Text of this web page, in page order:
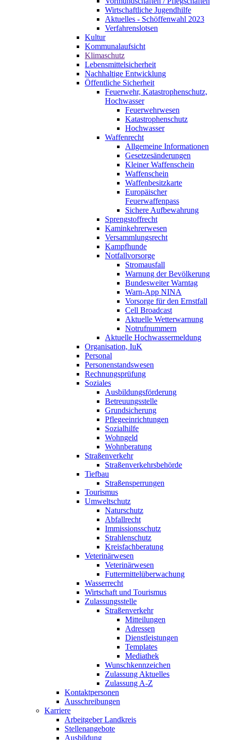
Wirtschaftliche Jugendhilfe
Aktuelles - Schöffenwahl 2023
Verfahrenslotsen
Kultur
Kommunalaufsicht
Klimaschutz
Lebensmittelsicherheit
Nachhaltige Entwicklung
Öffentliche Sicherheit
Feuerwehr, Katastrophenschutz,
Hochwasser
Feuerwehrwesen
Katastrophenschutz
Hochwasser
Waffenrecht
Allgemeine Informationen
Gesetzesänderungen
Kleiner Waffenschein
Waffenschein
Waffenbesitzkarte
Europäischer
Feuerwaffenpass
Sichere Aufbewahrung
Sprengstoffrecht
Kaminkehrerwesen
Versammlungsrecht
Kampfhunde
Notfallvorsorge
Stromausfall
Warnung der Bevölkerung
Bundesweiter Warntag
Warn-App NINA
Vorsorge für den Ernstfall
Cell Broadcast
Aktuelle Wetterwarnung
Notrufnummern
Aktuelle Hochwassermeldung
Organisation, IuK
Personal
Personenstandswesen
Rechnungsprüfung
Soziales
Ausbildungsförderung
Betreuungsstelle
Grundsicherung
Pflegeeinrichtungen
Sozialhilfe
Wohngeld
Wohnberatung
Straßenverkehr
Straßenverkehrsbehörde
Tiefbau
Straßensperrungen
Tourismus
Umweltschutz
Naturschutz
Abfallrecht
Immissionsschutz
Strahlenschutz
Kreisfachberatung
Veterinärwesen
Veterinärwesen
Futtermittelüberwachung
Wasserrecht
Wirtschaft und Tourismus
Zulassungsstelle
Straßenverkehr
Mitteilungen
Adressen
Dienstleistungen
Templates
Mediathek
Wunschkennzeichen
Zulassung Aktuelles
Zulassung A-Z
Kontaktpersonen
Ausschreibungen
Karriere
Arbeitgeber Landkreis
Stellenangebote
Ausbildung